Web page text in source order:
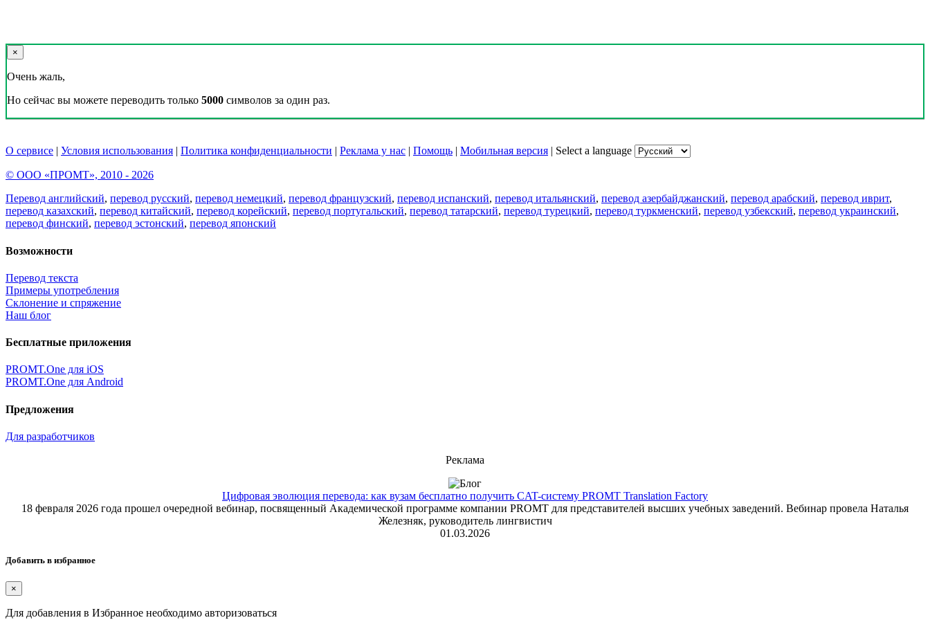
×
Очень жаль,
Но сейчас вы можете переводить только 5000 символов за один раз.
О сервисе | Условия использования | Политика конфиденциальности | Реклама у нас | Помощь | Мобильная версия | Select a language
© ООО «ПРОМТ», 2010 - 2026
Перевод английский, перевод русский, перевод немецкий, перевод французский, перевод испанский, перевод итальянский, перевод азербайджанский, перевод арабский, перевод иврит,
перевод казахский, перевод китайский, перевод корейский, перевод португальский, перевод татарский, перевод турецкий, перевод туркменский, перевод узбекский, перевод украинский,
перевод финский, перевод эстонский, перевод японский
Возможности
Перевод текста
Примеры употребления
Склонение и спряжение
Наш блог
Бесплатные приложения
PROMT.One для iOS
PROMT.One для Android
Предложения
Для разработчиков
Реклама
Цифровая эволюция перевода: как вузам бесплатно получить CAT-систему PROMT Translation Factory
18 февраля 2026 года прошел очередной вебинар, посвященный Академической программе компании PROMT для представителей высших учебных заведений. Вебинар провела Наталья
Железняк, руководитель лингвистич
01.03.2026
Добавить в избранное
×
Для добавления в Избранное необходимо авторизоваться